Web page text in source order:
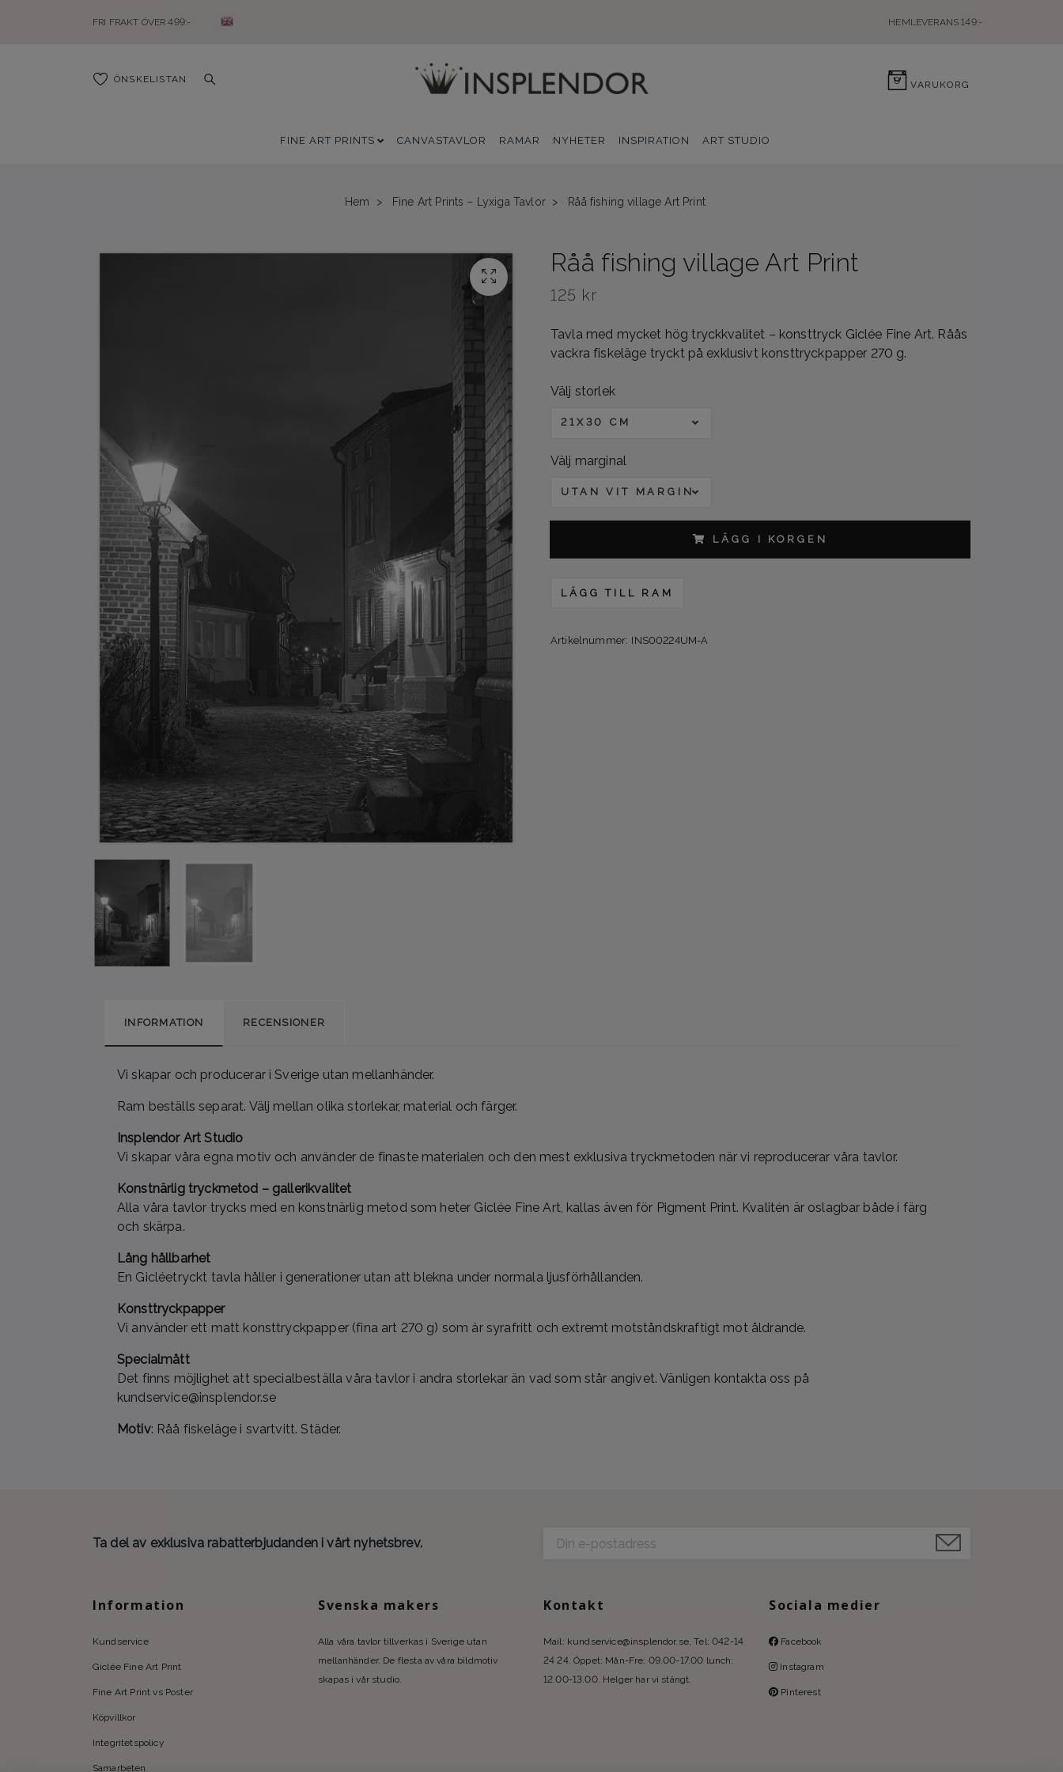
FRI FRAKT ÖVER 499:- HEMLEVERANS 149:-
ÖNSKELISTAN 0 VARUKORG
FINE ART PRINTS CANVASTAVLOR RAMAR NYHETER INSPIRATION ART STUDIO
Hem Fine Art Prints – Lyxiga Tavlor Råå fishing village Art Print
Råå fishing village Art Print
125 kr
Tavla med mycket hög tryckkvalitet – konsttryck Giclée Fine Art. Råås
vackra fiskeläge tryckt på exklusivt konsttryckpapper 270 g.
Välj storlek
21X30 CM
Välj marginal
UTAN VIT MARGINAL
LÄGG I KORGEN
LÄGG TILL RAM
Artikelnummer: INS00224UM-A
INFORMATION RECENSIONER
Vi skapar och producerar i Sverige utan mellanhänder.
Ram beställs separat. Välj mellan olika storlekar, material och färger.
Insplendor Art Studio
Vi skapar våra egna motiv och använder de finaste materialen och den mest exklusiva tryckmetoden när vi reproducerar våra tavlor.
Konstnärlig tryckmetod – gallerikvalitet
Alla våra tavlor trycks med en konstnärlig metod som heter Giclée Fine Art, kallas även för Pigment Print. Kvalitén är oslagbar både i färg
och skärpa.
Lång hållbarhet
En Gicléetryckt tavla håller i generationer utan att blekna under normala ljusförhållanden.
Konsttryckpapper
Vi använder ett matt konsttryckpapper (fina art 270 g) som är syrafritt och extremt motståndskraftigt mot åldrande.
Specialmått
Det finns möjlighet att specialbeställa våra tavlor i andra storlekar än vad som står angivet. Vänligen kontakta oss på
kundservice@insplendor.se
Motiv: Råå fiskeläge i svartvitt. Städer.
Ta del av exklusiva rabatterbjudanden i vårt nyhetsbrev.
Information
Kundservice
Giclée Fine Art Print
Fine Art Print vs Poster
Köpvillkor
Integritetspolicy
Samarbeten
Svenska makers
Alla våra tavlor tillverkas i Sverige utan
mellanhänder. De flesta av våra bildmotiv
skapas i vår studio.
Kontakt
Mail: kundservice@insplendor.se, Tel: 042-14
24 24. Öppet: Mån-Fre: 09.00-17.00 lunch:
12.00-13.00. Helger har vi stängt.
Sociala medier
Facebook
Instagram
Pinterest